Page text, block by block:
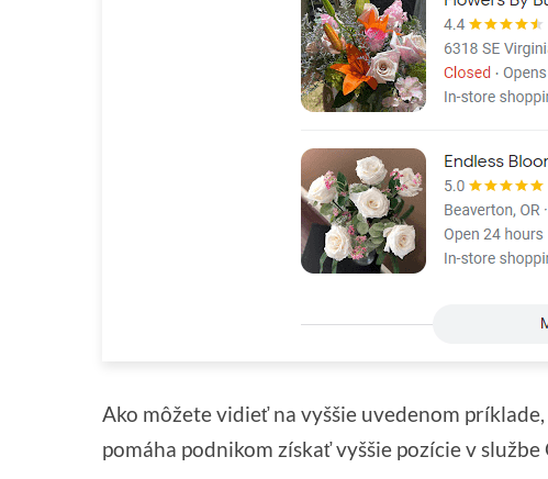
Ako môžete vidieť na vyššie uvedenom
pomáha podnikom získať vyššie pozície v službe